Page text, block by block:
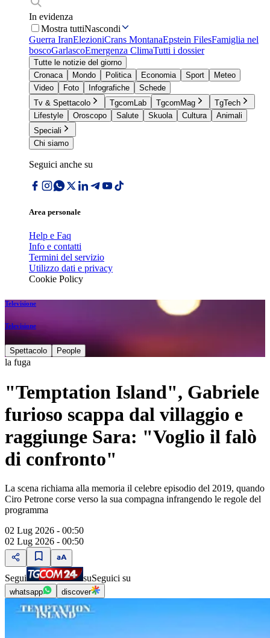
In evidenza
Mostra tuttiNascondi
Guerra IranElezioniCrans MontanaEpstein FilesFamiglia nel
boscoGarlascoEmergenza ClimaTutti i dossier
Tutte le notizie del giorno
Cronaca
Mondo Politica Economia Sport
Meteo
Video
Foto Infografiche
Schede
Tv & Spettacolo
TgcomLab TgcomMag
TgTech
Lifestyle
Oroscopo Salute Skuola Cultura
Animali
Speciali
Chi siamo
Seguici anche su
Area personale
Help e Faq
Info e contatti
Termini del servizio
Utilizzo dati e privacy
Cookie Policy
Televisione
Televisione
Spettacolo People
la fuga
"Temptation Island", Gabriele
furioso scappa dal villaggio e
raggiunge Sara: "Voglio il falò
di confronto"
La scena richiama alla memoria il celebre episodio del 2019, quando
Ciro Petrone corse verso la sua compagna infrangendo le regole del
programma
02 Lug 2026 - 00:50
02 Lug 2026 - 00:50
Segui suSeguici su
whatsapp discover